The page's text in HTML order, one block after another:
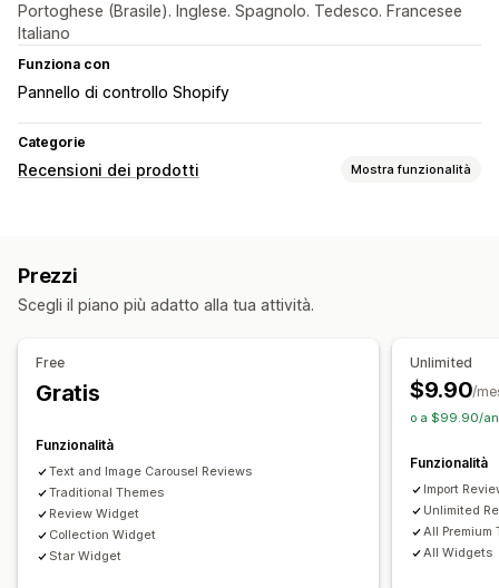
Portoghese (Brasile). Inglese. Spagnolo. Tedesco. Francesee
Italiano
Funziona con
Pannello di controllo Shopify
Categorie
Recensioni dei prodotti Mostra funzionalità
Prezzi
Scegli il piano più adatto alla tua attività.
Free
Gratis
Funzionalità
Text and Image Carousel Reviews
Traditional Themes
Review Widget
Collection Widget
Star Widget
Unlimited
$9.90/
o a $99.90/
Funzionalità
Import
Unlimited
All Premium
All Widgets